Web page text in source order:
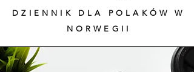
DZIENNIK DLA POLAKÓW W
NORWEGII